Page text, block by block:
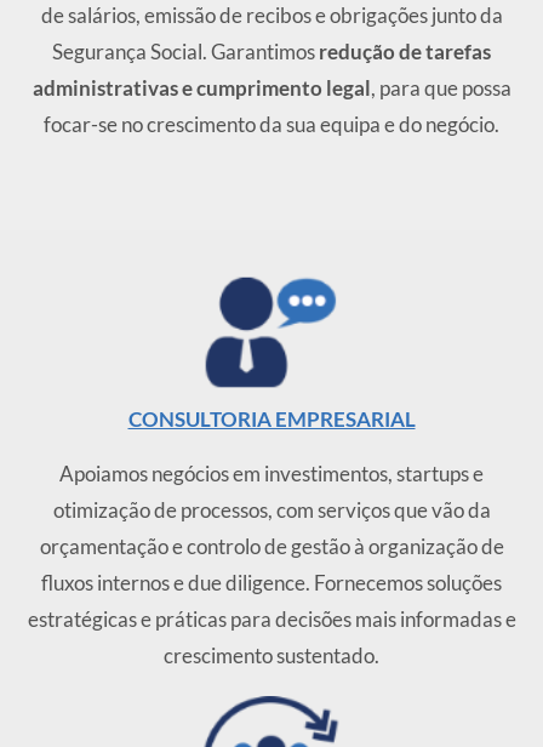
de salários, emissão de recibos e obrigações junto da
Segurança Social. Garantimosredução de tarefas
administrativas e cumprimento legal, para que possa
focar-se no crescimento da sua equipa e do negócio.
CONSULTORIA EMPRESARIAL
Apoiamos negócios em investimentos, startups e
otimização de processos, com serviços que vão da
orçamentação e controlo de gestão à organização de
fluxos internos e due diligence. Fornecemos soluções
estratégicas e práticas para decisões mais informadas e
crescimento sustentado.